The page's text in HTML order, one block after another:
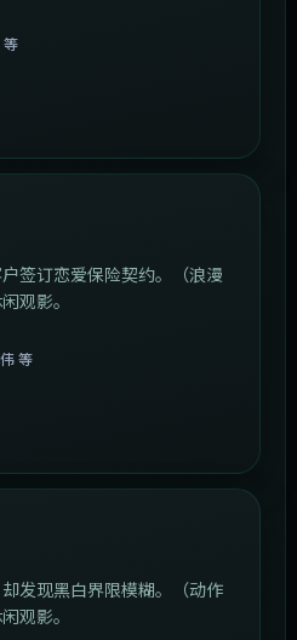
等
签订恋爱保险契约。（浪漫
观影。
等
发现黑白界限模糊。（动作
观影。